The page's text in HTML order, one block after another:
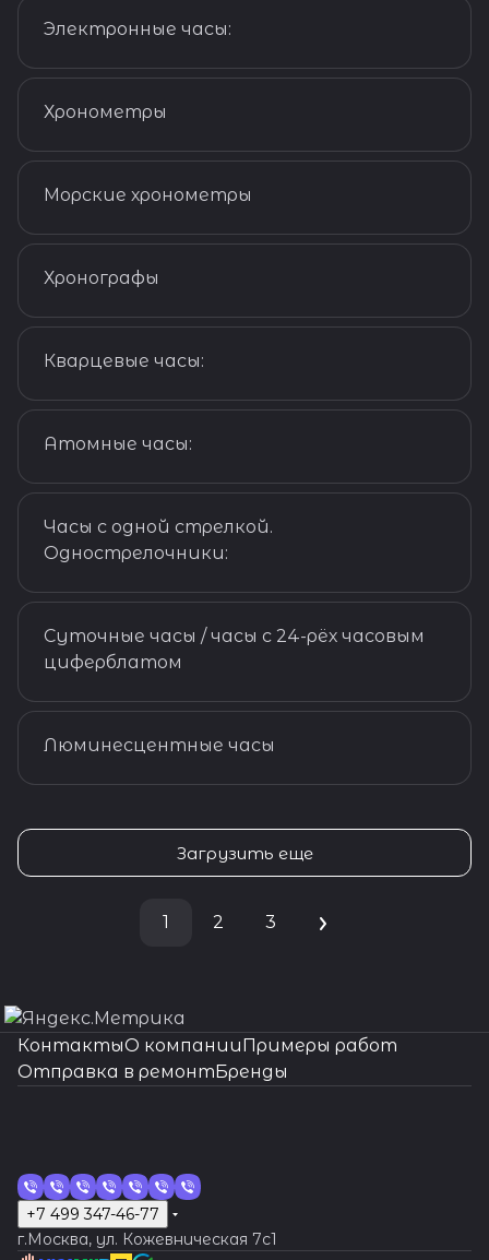
Истории часов
Электронные часы:
Истории часов
Хронометры
Истории часов
Морские хронометры
Истории часов
Хронографы
Истории часов
Кварцевые часы:
Истории часов
Атомные часы:
Истории часов
Часы с одной стрелкой.
Однострелочники:
Истории часов
Суточные часы / часы с 24-рёх часовым
циферблатом
Истории часов
Люминесцентные часы
Загрузить еще
1 2 3
КонтактыО компанииПримеры работ
Отправка в ремонтБренды
+7 499 347-46-77
г.Москва, ул. Кожевническая 7c1